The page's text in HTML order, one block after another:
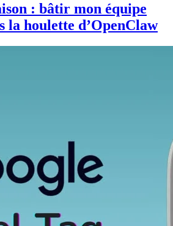
: bâtir mon équipe
la houlette d’OpenClaw